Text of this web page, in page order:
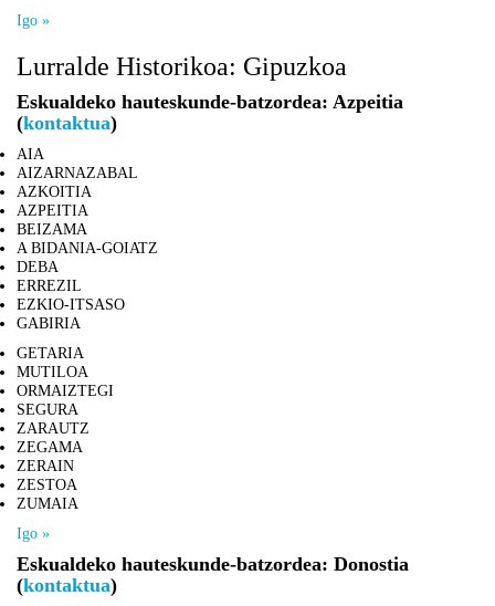
Igo »
Lurralde Historikoa: Gipuzkoa
Eskualdeko hauteskunde-batzordea: Azpeitia
(kontaktua)
AIA
AIZARNAZABAL
AZKOITIA
AZPEITIA
BEIZAMA
A BIDANIA-GOIATZ
DEBA
ERREZIL
EZKIO-ITSASO
GABIRIA
GETARIA
MUTILOA
ORMAIZTEGI
SEGURA
ZARAUTZ
ZEGAMA
ZERAIN
ZESTOA
ZUMAIA
Igo »
Eskualdeko hauteskunde-batzordea: Donostia
(kontaktua)